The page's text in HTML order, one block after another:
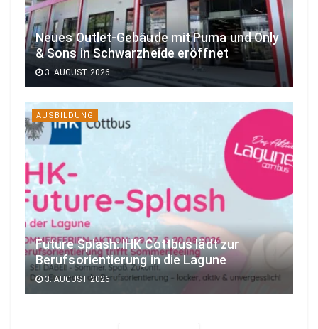
Neues Outlet-Gebäude mit Puma und Only
& Sons in Schwarzheide eröffnet
3. AUGUST 2026
AUSBILDUNG
Future Splash: IHK Cottbus lädt zur
Berufsorientierung in die Lagune
3. AUGUST 2026